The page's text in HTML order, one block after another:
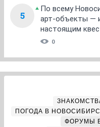
5
По всему
арт-объекты —
настоящим
0
ПОГОДА В
ФОРУМЫ